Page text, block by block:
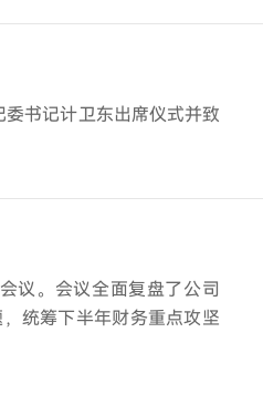
书记计卫东出席仪式并致
议。会议全面复盘了公司
统筹下半年财务重点攻坚